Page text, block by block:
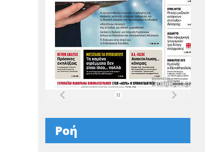
Ροή